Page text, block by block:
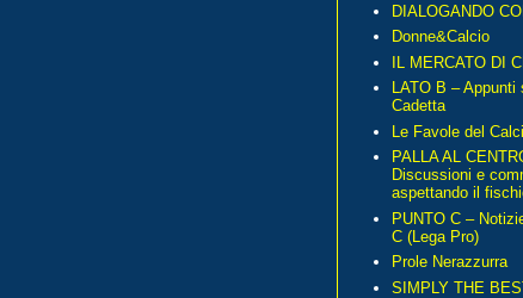
DIALOGANDO
Donne&Calcio
IL MERCATO DI
LATO B – Appunti
Cadetta
Le Favole del
PALLA AL
Discussioni e
aspettando il
PUNTO C –
C (Lega Pro)
Prole Nerazzurra
SIMPLY THE